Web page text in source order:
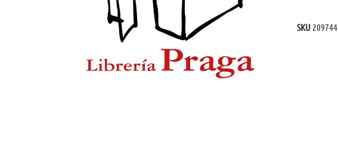
SKU 209744